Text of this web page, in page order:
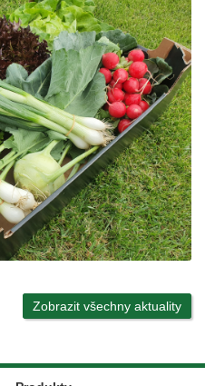
Zobrazit všechny aktuality